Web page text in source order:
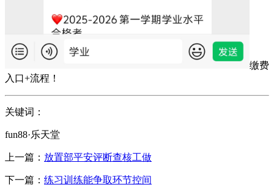
缴费
入口+流程！
关键词：
fun88·乐天堂
上一篇： 放置部平安评断查核工做
下一篇： 练习训练能争取环节控间